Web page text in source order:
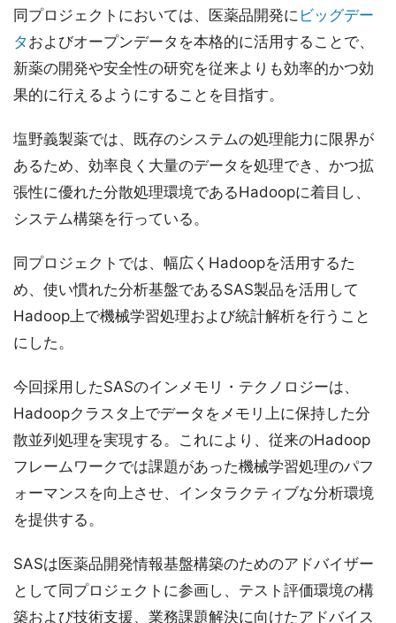
同プロジェクトにおいては、医薬品開発に ビッグデー
タ およびオープンデータを本格的に活用することで、
新薬の開発や安全性の研究を従来よりも効率的かつ効
果的に行えるようにすることを目指す。
塩野義製薬では、既存のシステムの処理能力に限界が
あるため、効率良く大量のデータを処理でき、かつ拡
張性に優れた分散処理環境であるHadoopに着目し、
システム構築を行っている。
同プロジェクトでは、幅広くHadoopを活用するた
め、使い慣れた分析基盤であるSAS製品を活用して
Hadoop上で機械学習処理および統計解析を行うこと
にした。
今回採用したSASのインメモリ・テクノロジーは、
Hadoopクラスタ上でデータをメモリ上に保持した分
散並列処理を実現する。これにより、従来のHadoop
フレームワークでは課題があった機械学習処理のパフ
ォーマンスを向上させ、インタラクティブな分析環境
を提供する。
SASは医薬品開発情報基盤構築のためのアドバイザー
として同プロジェクトに参画し、テスト評価環境の構
築および技術支援、業務課題解決に向けたアドバイス